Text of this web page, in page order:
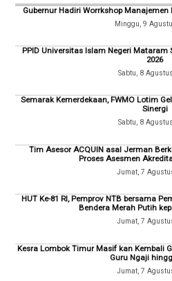
Gubernur Hadiri Worrkshop
Minggu, 9
PPID Universitas Islam Negeri
2026
Sabtu, 8
Semarak Kemerdekaan, FWMO Lotim
Sinergi
Sabtu, 8
Tim Asesor ACQUIN asal Jerman
Proses Asesmen
Jumat, 7
HUT Ke-81 RI, Pemprov NTB bersama
Bendera Merah Putih
Jumat, 7
Kesra Lombok Timur Masif kan Kembali
Guru Ngaji
Jumat, 7